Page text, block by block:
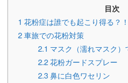
目次
1 花粉症は誰でも起こり得る？！
2車旅での花粉対策
2.1 マスク（濡れマスク）
2.2花粉ガードスプレー
2.3鼻に白色ワセリン